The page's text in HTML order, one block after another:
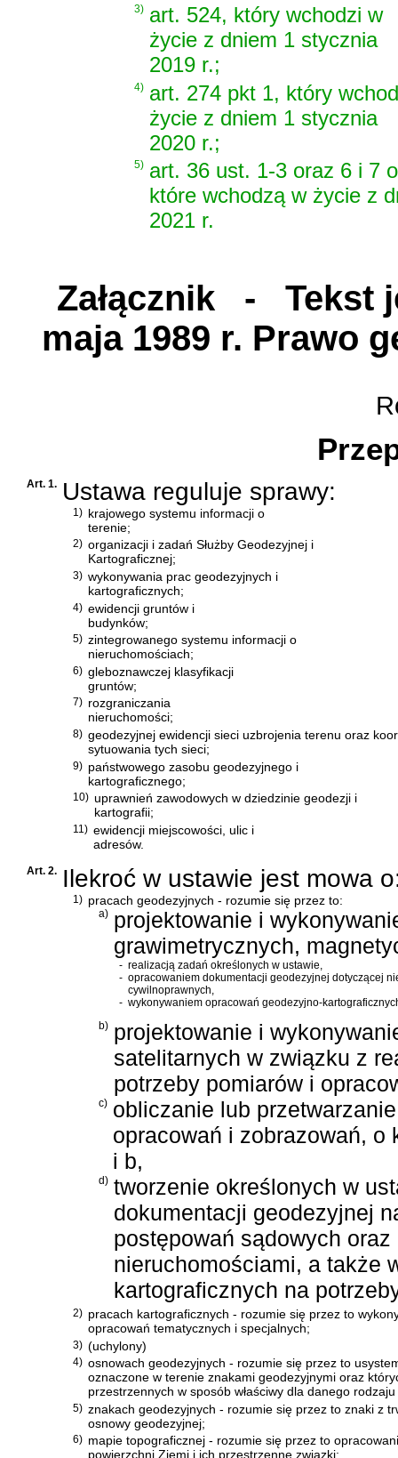
3) art. 524, który wchodzi w
życie z dniem 1 stycznia
2019 r.;
4) art. 274 pkt 1, który
życie z dniem 1 stycznia
2020 r.;
5) art. 36 ust. 1-3 oraz 6 i 7
które wchodzą w życie z
2021 r.
Załącznik- Tekst
maja 1989 r. Prawo
Art. 1. Ustawa reguluje sprawy:
1) krajowego systemu informacji o
terenie;
2) organizacji i zadań Służby Geodezyjnej i
Kartograficznej;
3) wykonywania prac geodezyjnych i
kartograficznych;
4) ewidencji gruntów i
budynków;
5) zintegrowanego systemu informacji o
nieruchomościach;
6) gleboznawczej klasyfikacji
gruntów;
7) rozgraniczania
nieruchomości;
8) geodezyjnej ewidencji sieci uzbrojenia terenu oraz
sytuowania tych sieci;
9) państwowego zasobu geodezyjnego i
kartograficznego;
10) uprawnień zawodowych w dziedzinie geodezji i
kartografii;
11) ewidencji miejscowości, ulic i
adresów.
Art. 2. Ilekroć w ustawie jest mowa
1) pracach geodezyjnych - rozumie się przez to:
a) projektowanie i
grawimetrycznych,
- realizacją zadań określonych w ustawie,
- opracowaniem dokumentacji geodezyjnej dotyczącej
cywilnoprawnych,
- wykonywaniem opracowań geodezyjno-
b) projektowanie i
satelitarnych w związku z
potrzeby pomiarów i
c) obliczanie lub
opracowań i zobrazowań, o
i b,
d) tworzenie określonych w
dokumentacji geodezyjnej
postępowań sądowych
nieruchomościami, a także
kartograficznych na
2) pracach kartograficznych - rozumie się przez to
opracowań tematycznych i specjalnych;
3) (uchylony)
4) osnowach geodezyjnych - rozumie się przez to
oznaczone w terenie znakami geodezyjnymi oraz
przestrzennych w sposób właściwy dla danego
5) znakach geodezyjnych - rozumie się przez to znaki z
osnowy geodezyjnej;
6) mapie topograficznej - rozumie się przez to
powierzchni Ziemi i ich przestrzenne związki;